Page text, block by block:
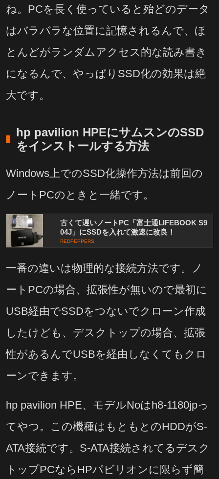
ね。PCを長く使っていると殆どのデータ
はバラバラな位置に記憶されるんで、ほ
とんどがランダムアクセス的な読み書き
になるんで、やっぱりSSD化の効果は絶
大です。
hp pavilion HPEにサムスンのSSD
をインストールする方法
Windows上でのSSD化操作方法は前回の
ノートPCのときと一緒です。
古くて遅いノートPC「富士通LIFEBOOK S9
04J」にSSDを入れて激速に改良！
REDPEPPERS
一番の違いは物理的な接続方法です。ノ
ートPCの場合、拡張性が無いので最初に
USB経由でSSDをつないでクローン作成
したけども、デスクトップの場合、拡張
性があるんでUSBを経由しなくてもクロ
ーンできます。
hp pavilion HPE、モデルNoはh8-1180jpっ
てやつ。この機種はもともとのHDDがS-
ATA接続です。S-ATA接続されてるデスク
トップPCならHPパビリオンに限らず簡